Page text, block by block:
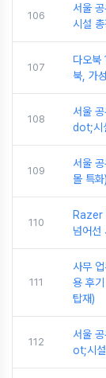
106
서울
시설 총
107
다오
북, 가
108
서울
dot;시
109
서울
몰 특화)
110
Razer
넘어선
111
사무
용 후
탑재)
112
서울
ot;시설